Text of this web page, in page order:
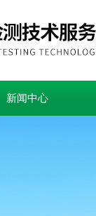
新闻中心